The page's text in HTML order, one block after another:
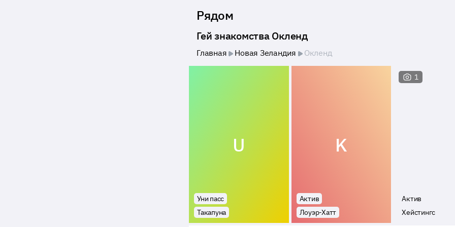
Рядом
Гей знакомства Окленд
Главная Новая Зеландия Окленд
U
Уни пасс
Такапуна
K
Актив
Лоуэр-Хатт
1
Актив
Хейстингс